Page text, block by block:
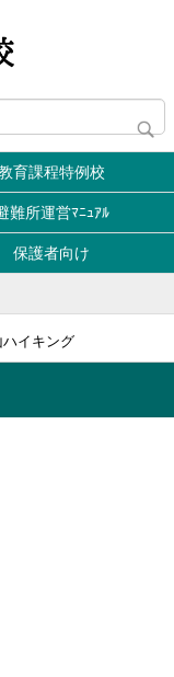
育課程特例校
難所運営ﾏﾆｭｱﾙ
保護者向け
イキング